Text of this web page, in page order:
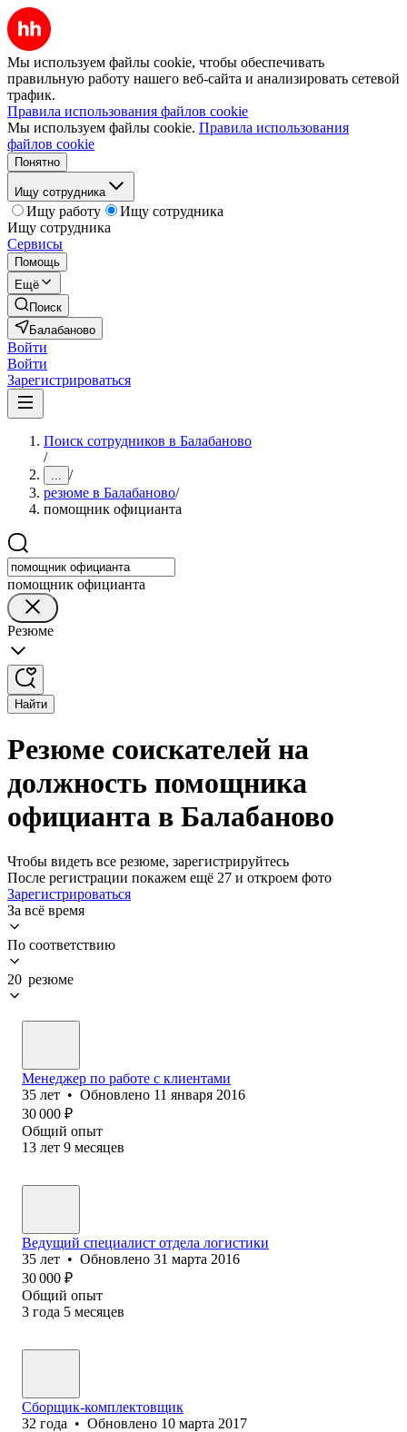
Мы используем файлы cookie, чтобы обеспечивать
правильную работу нашего веб-сайта и анализировать сетевой
трафик.
Правила использования файлов cookie
Мы используем файлы cookie. Правила использования
файлов cookie
Понятно
Ищу сотрудника
Ищу работу
Ищу сотрудника
Ищу сотрудника
Сервисы
Помощь
Ещё
Поиск
Балабаново
Войти
Войти
Зарегистрироваться
Поиск сотрудников в Балабаново
/
... /
резюме в Балабаново/
помощник официанта
помощник официанта
Резюме
Найти
Резюме соискателей на
должность помощника
официанта в Балабаново
Чтобы видеть все резюме, зарегистрируйтесь
После регистрации покажем ещё 27 и откроем фото
Зарегистрироваться
За всё время
По соответствию
20 резюме
Менеджер по работе с клиентами
35 лет • Обновлено 11 января 2016
30 000 ₽
Общий опыт
13 лет 9 месяцев
Ведущий специалист отдела логистики
35 лет • Обновлено 31 марта 2016
30 000 ₽
Общий опыт
3 года 5 месяцев
Сборщик-комплектовщик
32 года • Обновлено 10 марта 2017